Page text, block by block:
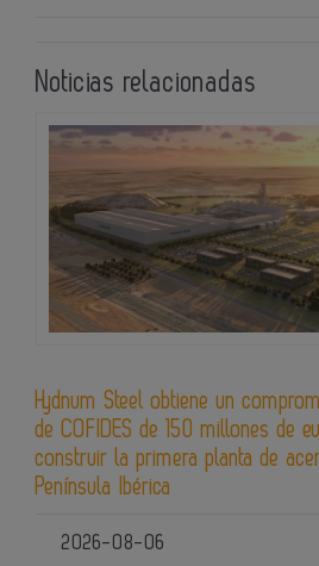
Noticias relacionadas
Hydnum Steel obtiene un
de COFIDES de 150 millones de
construir la primera planta de
Península Ibérica
2026-08-06